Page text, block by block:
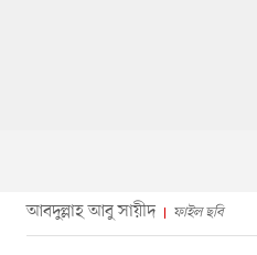
আবদুল্লাহ আবু সায়ীদ ফাইল ছবি